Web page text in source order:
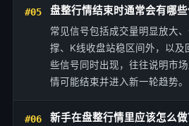
#05 盘整行情结束时通常会有哪些
常见信号包括成交量明显放大
撑、K线收盘站稳区间外，以及
些信号同时出现，往往说明市
情可能结束并进入新一轮趋势。
#06 新手在盘整行情里应该怎么做